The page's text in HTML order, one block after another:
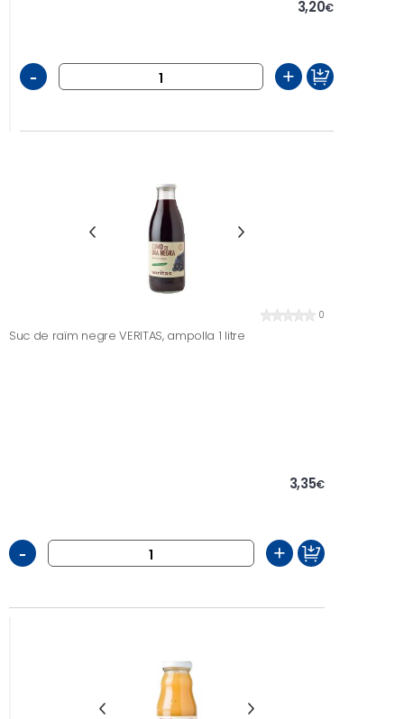
3,20€
- +
0
Suc de raïm negre VERITAS, ampolla 1 litre
3,35€
- +